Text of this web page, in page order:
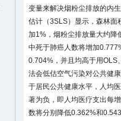
变量来解决烟粉尘排放的内
估计（3SLS）显示，森林面
加1%，烟粉尘排放量大约降
中死于肺癌人数将增加
0.704%，并且均高于用OLS
法会低估空气污染对公共健
于居民公共健康水平，人均
著为负，即人均医疗支出每
数将分别降低0.362%和